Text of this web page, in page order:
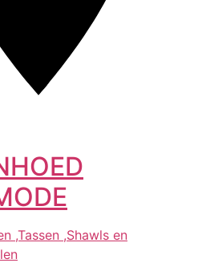
,Tassen ,Shawls en